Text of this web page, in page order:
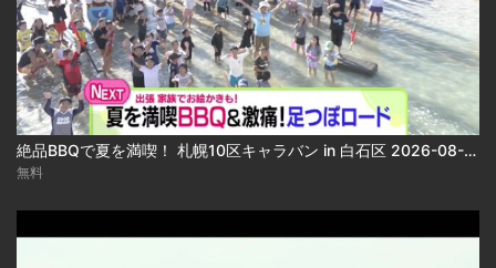
絶品BBQで夏を満喫！ 札幌10区キャラバン in 白石区 2026-08-06
無料